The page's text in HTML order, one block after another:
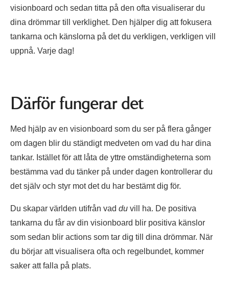
visionboard och sedan titta på den ofta visualiserar du
dina drömmar till verklighet. Den hjälper dig att fokusera
tankarna och känslorna på det du verkligen, verkligen vill
uppnå. Varje dag!
Därför fungerar det
Med hjälp av en visionboard som du ser på flera gånger
om dagen blir du ständigt medveten om vad du har dina
tankar. Istället för att låta de yttre omständigheterna som
bestämma vad du tänker på under dagen kontrollerar du
det själv och styr mot det du har bestämt dig för.
Du skapar världen utifrån vad du vill ha. De positiva
tankarna du får av din visionboard blir positiva känslor
som sedan blir actions som tar dig till dina drömmar. När
du börjar att visualisera ofta och regelbundet, kommer
saker att falla på plats.